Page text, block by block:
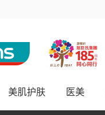
美肌护肤 医美